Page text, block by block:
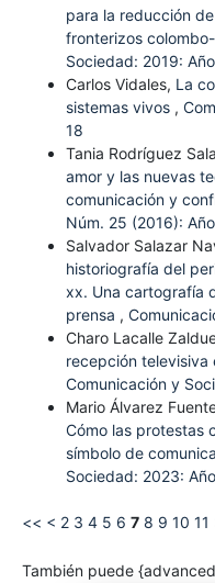
para la reducción
fronterizos
Sociedad: 2019:
Carlos Vidales, La
sistemas vivos ,
18
Tania Rodríguez
amor y las nuevas
comunicación y
Núm. 25 (2016):
Salvador Salazar
historiografía del
xx. Una cartografía
prensa ,
Charo Lacalle
recepción televisiva
Comunicación y
Mario Álvarez
Cómo las protestas
símbolo de
Sociedad: 2023:
<< < 2 3 4 5 6 7 8 9 10 11
También puede